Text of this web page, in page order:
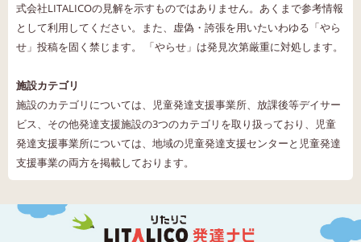
式会社LITALICOの見解を示すものではありません。あくまで参考情報
として利用してください。また、虚偽・誇張を用いたいわゆる「やら
せ」投稿を固く禁じます。 「やらせ」は発見次第厳重に対処します。
施設カテゴリ
施設のカテゴリについては、児童発達支援事業所、放課後等デイサー
ビス、その他発達支援施設の3つのカテゴリを取り扱っており、児童
発達支援事業所については、地域の児童発達支援センターと児童発達
支援事業の両方を掲載しております。